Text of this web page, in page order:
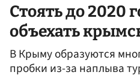
Стоять до 2020
объехать
В Крыму образуются
пробки из-за наплыва